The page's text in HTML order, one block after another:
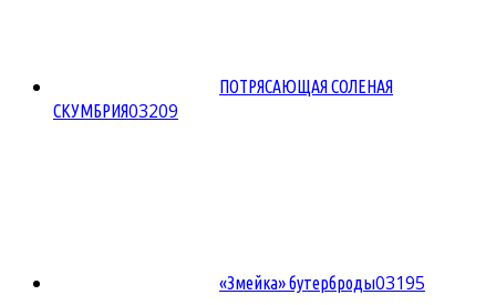
ПОТРЯСАЮЩАЯ СОЛЕНАЯ
СКУМБРИЯ03209
«Змейка» бутерброды03195